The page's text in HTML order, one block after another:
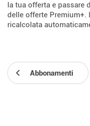
la tua offerta e passare
delle offerte Premium+.
ricalcolata
Abbonamenti